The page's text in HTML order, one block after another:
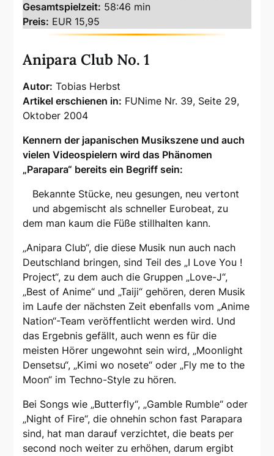
Gesamtspielzeit: 58:46 min
Preis: EUR 15,95
Anipara Club No. 1
Autor: Tobias Herbst
Artikel erschienen in: FUNime Nr. 39, Seite 29,
Oktober 2004
Kennern der japanischen Musikszene und auch
vielen Videospielern wird das Phänomen
„Parapara“ bereits ein Begriff sein:
Bekannte Stücke, neu gesungen, neu vertont
und abgemischt als schneller Eurobeat, zu
dem man kaum die Füße stillhalten kann.
„Anipara Club“, die diese Musik nun auch nach
Deutschland bringen, sind Teil des „I Love You !
Project“, zu dem auch die Gruppen „Love-J“,
„Best of Anime“ und „Taiji“ gehören, deren Musik
im Laufe der nächsten Zeit ebenfalls vom „Anime
Nation“-Team veröffentlicht werden wird. Und
das Ergebnis gefällt, auch wenn es für die
meisten Hörer ungewohnt sein wird, „Moonlight
Densetsu“, „Kimi wo nosete“ oder „Fly me to the
Moon“ im Techno-Style zu hören.
Bei Songs wie „Butterfly“, „Gamble Rumble“ oder
„Night of Fire“, die ohnehin schon fast Parapara
sind, hat man darauf verzichtet, die beats per
second noch weiter zu erhöhen, darum ergibt